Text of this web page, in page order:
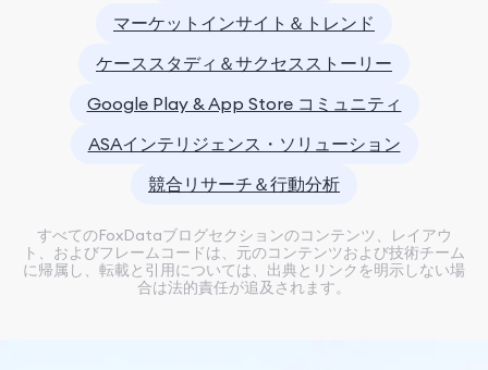
マーケットインサイト＆トレンド
ケーススタディ＆サクセスストーリー
Google Play & App Store コミュニティ
ASAインテリジェンス・ソリューション
競合リサーチ＆行動分析
すべてのFoxDataブログセクションのコンテンツ、レイアウ
ト、およびフレームコードは、元のコンテンツおよび技術チーム
に帰属し、転載と引用については、出典とリンクを明示しない場
合は法的責任が追及されます。